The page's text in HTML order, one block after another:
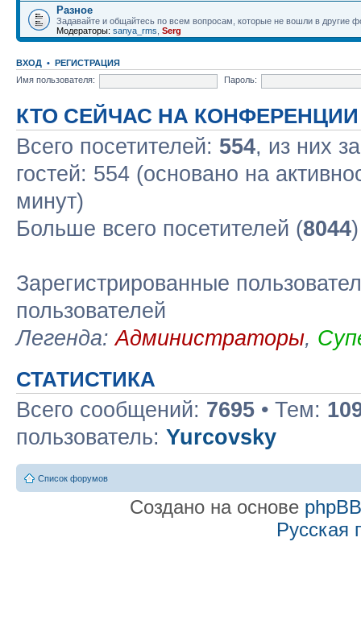
Разное
Задавайте и общайтесь по всем вопросам, которые не вошли в другие
Модераторы: sanya_rms Serg
ВХОД • РЕГИСТРАЦИЯ
Имя пользователя:
Пароль:
КТО СЕЙЧАС НА КОНФЕРЕНЦИИ
Всего посетителей: 554, из них
гостей: 554 (основано на
минут)
Больше всего посетителей (8044
Зарегистрированные
пользователей
Легенда:Администраторы,
СТАТИСТИКА
Всего сообщений: 7695 • Тем:
пользователь: Yurcovsky
Список форумов
Создано на основе phpBB
Русская